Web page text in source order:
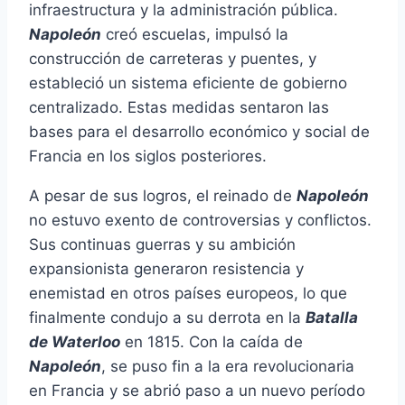
infraestructura y la administración pública.
Napoleón creó escuelas, impulsó la
construcción de carreteras y puentes, y
estableció un sistema eficiente de gobierno
centralizado. Estas medidas sentaron las
bases para el desarrollo económico y social de
Francia en los siglos posteriores.
A pesar de sus logros, el reinado de Napoleón
no estuvo exento de controversias y conflictos.
Sus continuas guerras y su ambición
expansionista generaron resistencia y
enemistad en otros países europeos, lo que
finalmente condujo a su derrota en la Batalla
de Waterloo en 1815. Con la caída de
Napoleón, se puso fin a la era revolucionaria
en Francia y se abrió paso a un nuevo período